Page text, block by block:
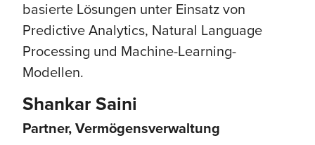
basierte Lösungen unter Einsatz von
Predictive Analytics, Natural Language
Processing und Machine-Learning-
Modellen.
Shankar Saini
Partner, Vermögensverwaltung